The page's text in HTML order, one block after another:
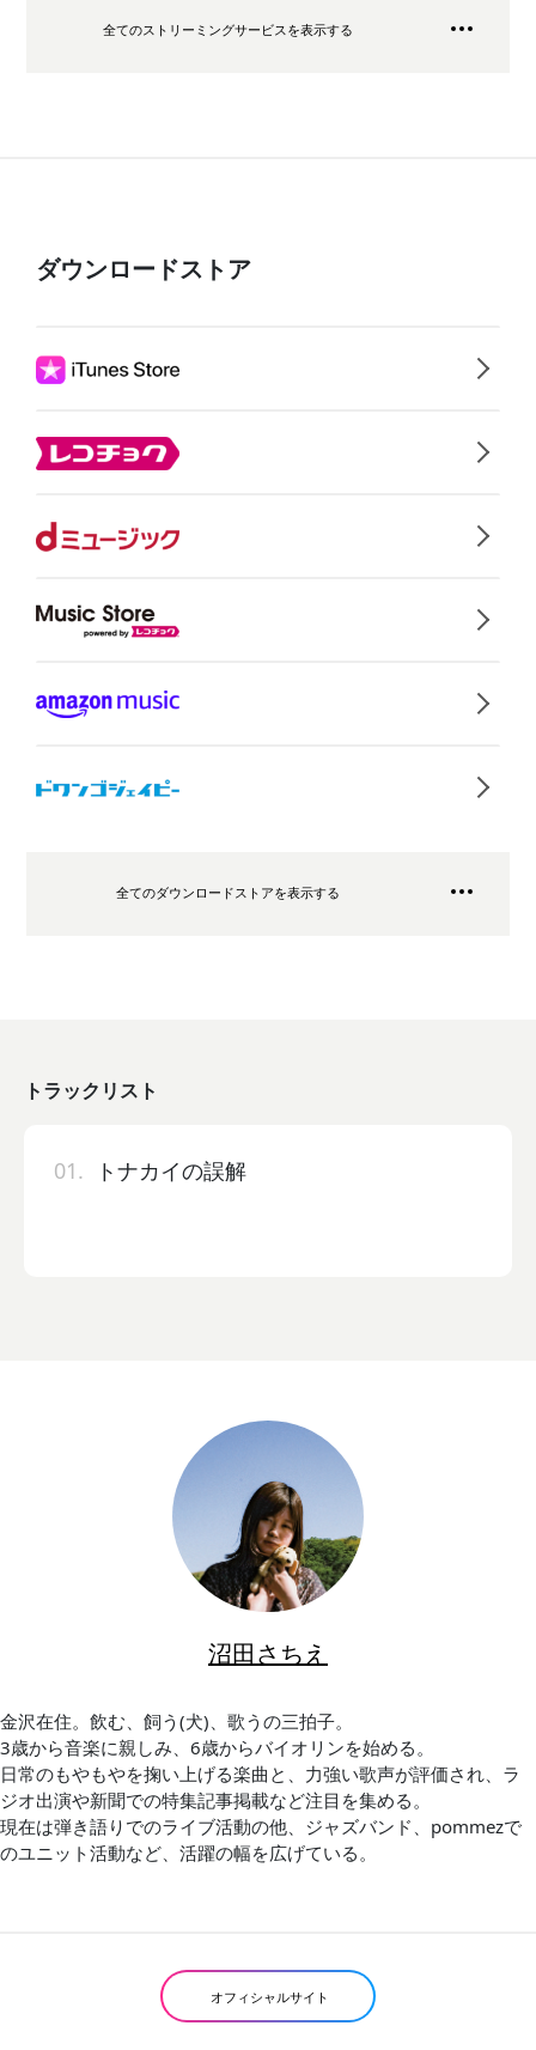
全てのストリーミングサービスを表示する
ダウンロードストア
全てのダウンロードストアを表示する
トラックリスト
01. トナカイの誤解
沼田さちえ
金沢在住。飲む、飼う(犬)、歌うの三拍子。
3歳から音楽に親しみ、6歳からバイオリンを始める。
日常のもやもやを掬い上げる楽曲と、力強い歌声が評価され、ラ
ジオ出演や新聞での特集記事掲載など注目を集める。
現在は弾き語りでのライブ活動の他、ジャズバンド、pommezで
のユニット活動など、活躍の幅を広げている。
オフィシャルサイト